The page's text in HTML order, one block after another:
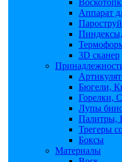
Аппарат
3D сканер
Бюгели,
Горелки,
Лупы
Палитры,
Трегеры
Боксы
Материалы